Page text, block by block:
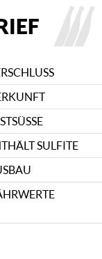
SULFITE